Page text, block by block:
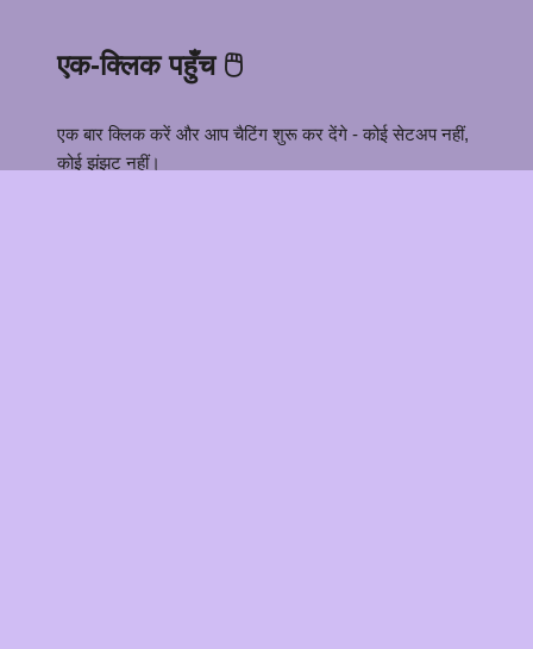
एक-क्लिक पहुँच 🖱️
एक बार क्लिक करें और आप चैटिंग शुरू कर देंगे - कोई सेटअप नहीं,
कोई झंझट नहीं।